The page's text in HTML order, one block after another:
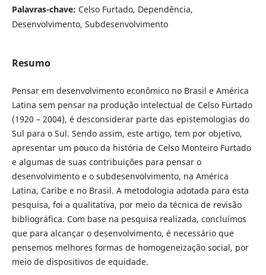
Palavras-chave: Celso Furtado, Dependência,
Desenvolvimento, Subdesenvolvimento
Resumo
Pensar em desenvolvimento econômico no Brasil e América
Latina sem pensar na produção intelectual de Celso Furtado
(1920 – 2004), é desconsiderar parte das epistemologias do
Sul para o Sul. Sendo assim, este artigo, tem por objetivo,
apresentar um pouco da história de Celso Monteiro Furtado
e algumas de suas contribuições para pensar o
desenvolvimento e o subdesenvolvimento, na América
Latina, Caribe e no Brasil. A metodologia adotada para esta
pesquisa, foi a qualitativa, por meio da técnica de revisão
bibliográfica. Com base na pesquisa realizada, concluímos
que para alcançar o desenvolvimento, é necessário que
pensemos melhores formas de homogeneização social, por
meio de dispositivos de equidade.